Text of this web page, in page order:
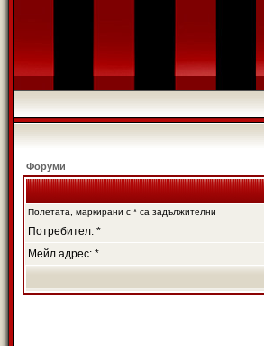
Форуми
Полетата, маркирани с * са задължителни
Потребител: *
Мейл адрес: *